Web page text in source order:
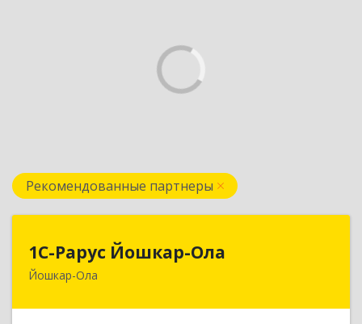
Рекомендованные партнеры
1С-Рарус Йошкар-Ола
Йошкар-Ола
424004, Марий Эл Респ, Йошкар-Ола г, Волкова